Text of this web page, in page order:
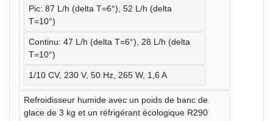
Pic: 87 L/h (delta T=6°), 52 L/h (delta
T=10°)
Continu: 47 L/h (delta T=6°), 28 L/h (delta
T=10°)
1/10 CV, 230 V, 50 Hz, 265 W, 1,6 A
Refroidisseur humide avec un poids de banc de
glace de 3 kg et un réfrigérant écologique R290